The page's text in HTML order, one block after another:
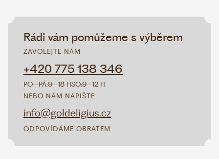
Rádi vám pomůžeme s výběrem
ZAVOLEJTE NÁM
+420 775 138 346
PO–PÁ:9–18 HSO:9–12 H
NEBO NÁM NAPIŠTE
info@goldeligius.cz
ODPOVÍDÁME OBRATEM